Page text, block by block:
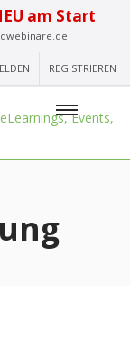
am Start
REGISTRIEREN